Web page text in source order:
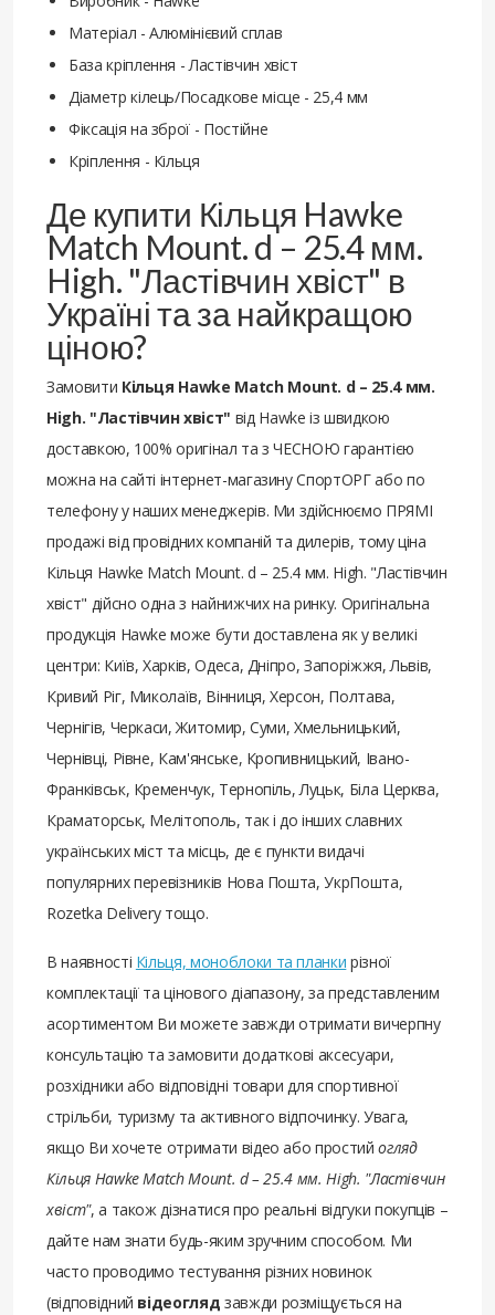
Матеріал - Алюмінієвий сплав
База кріплення - Ластівчин хвіст
Діаметр кілець/Посадкове місце - 25,4 мм
Фіксація на зброї - Постійне
Кріплення - Кільця
Де купити Кільця Hawke
Match Mount. d – 25.4 мм.
High. "Ластівчин хвіст" в
Україні та за найкращою
ціною?
Замовити Кільця Hawke Match Mount. d – 25.4 мм.
High. "Ластівчин хвіст" від Hawke із швидкою
доставкою, 100% оригінал та з ЧЕСНОЮ гарантією
можна на сайті інтернет-магазину СпортОРГ або по
телефону у наших менеджерів. Ми здійснюємо ПРЯМІ
продажі від провідних компаній та дилерів, тому ціна
Кільця Hawke Match Mount. d – 25.4 мм. High. "Ластівчин
хвіст" дійсно одна з найнижчих на ринку. Оригінальна
продукція Hawke може бути доставлена ​​як у великі
центри: Київ, Харків, Одеса, Дніпро, Запоріжжя, Львів,
Кривий Ріг, Миколаїв, Вінниця, Херсон, Полтава,
Чернігів, Черкаси, Житомир, Суми, Хмельницький,
Чернівці, Рівне, Кам'янське, Кропивницький, Івано-
Франківськ, Кременчук, Тернопіль, Луцьк, Біла Церква,
Краматорськ, Мелітополь, так і до інших славних
українських міст та місць, де є пункти видачі
популярних перевізників Нова Пошта, УкрПошта,
Rozetka Delivery тощо.
В наявності Кільця, моноблоки та планки різної
комплектації та цінового діапазону, за представленим
асортиментом Ви можете завжди отримати вичерпну
консультацію та замовити додаткові аксесуари,
розхідники або відповідні товари для спортивної
стрільби, туризму та активного відпочинку. Увага,
якщо Ви хочете отримати відео або простийогляд
Кільця Hawke Match Mount. d – 25.4 мм. High. "Ластівчин
хвіст", а також дізнатися про реальні відгуки покупців –
дайте нам знати будь-яким зручним способом. Ми
часто проводимо тестування різних новинок
(відповідний відеогляд завжди розміщується на